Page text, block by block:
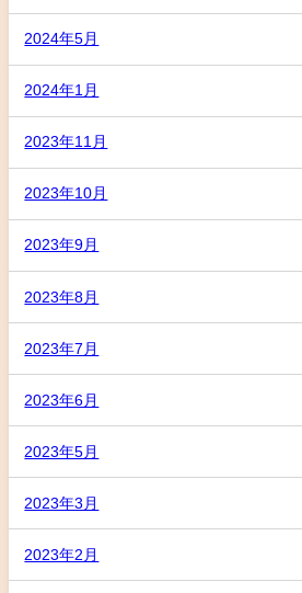
2024年5月
2024年1月
2023年11月
2023年10月
2023年9月
2023年8月
2023年7月
2023年6月
2023年5月
2023年3月
2023年2月